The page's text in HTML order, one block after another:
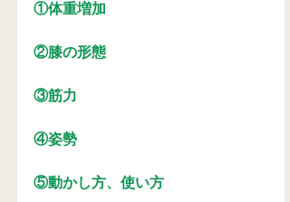
①体重増加
②膝の形態
③筋力
④姿勢
⑤動かし方、使い方